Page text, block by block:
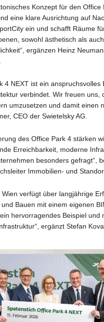
Konzept für den
eine klare Ausrichtung auf
ein und schafft Räume
sowohl ästhetisch als
ergänzen Heinz
4 NEXT ist ein
verbindet. Wir freuen
umzusetzen und damit einen
CEO der Swietelsky AG.
des Office Park 4 stärken
Erreichbarkeit, moderne
besonders gefragt“,
Immobilien- und
Wien verfügt über langjährige
Bauen mit einem eigenen
hervorragendes Beispiel
ergänzt Stefan